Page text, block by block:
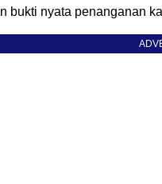
bukti nyata penanganan